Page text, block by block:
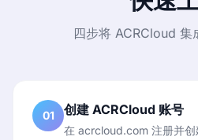
四步将 ACRCloud 集
01 创建 ACRCloud 账号
在 acrcloud.com 注册并